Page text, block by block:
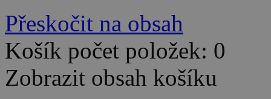
Přeskočit na obsah
Košík počet položek: 0
Zobrazit obsah košíku